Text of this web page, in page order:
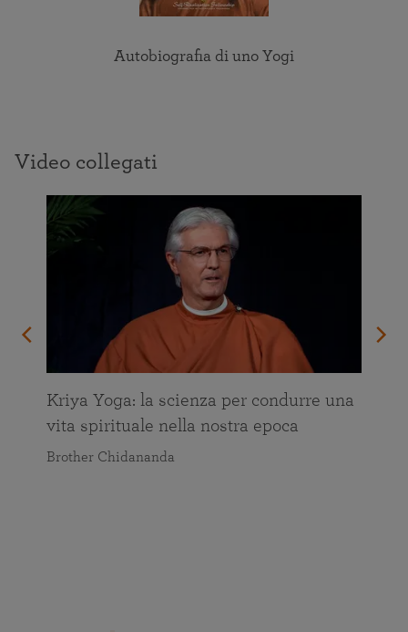
Autobiografia di uno Yogi
Video collegati
Kriya Yoga: la scienza per condurre una
vita spirituale nella nostra epoca
Brother Chidananda